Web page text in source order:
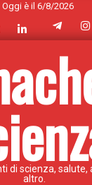
Oggi è il 6/8/2026
di scienza,
altro.